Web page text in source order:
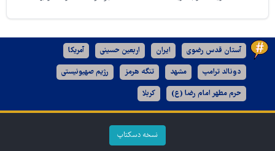
آستان قدس رضوی ایران اربعین حسینی آمریکا
دونالد ترامپ مشهد تنگه هرمز رژیم صهیونیستی
حرم مطهر امام رضا (ع) کربلا
نسخه دسکتاپ